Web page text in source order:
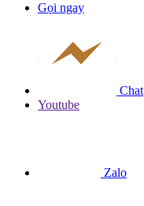
Gọi ngay
Chat
Youtube
Zalo